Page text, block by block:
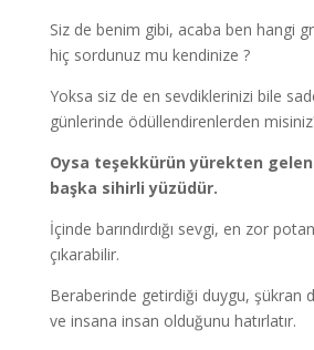
Siz de benim gibi, acaba ben hangi
hiç sordunuz mu kendinize ?
Yoksa siz de en sevdiklerinizi bile
günlerinde ödüllendirenlerden
Oysa teşekkürün yürekten
başka sihirli yüzüdür.
İçinde barındırdığı sevgi, en zor
çıkarabilir.
Beraberinde getirdiği duygu, şükran
ve insana insan olduğunu hatırlatır.